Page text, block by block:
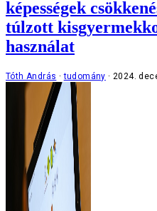
képességek
túlzott
használat
Tóth András tudomány 2024.